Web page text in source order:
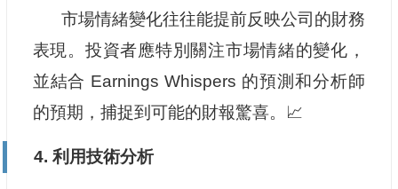
市場情緒變化往往能提前反映公司的財務
表現。投資者應特別關注市場情緒的變化，
並結合 Earnings Whispers 的預測和分析師
的預期，捕捉到可能的財報驚喜。📈
4. 利用技術分析